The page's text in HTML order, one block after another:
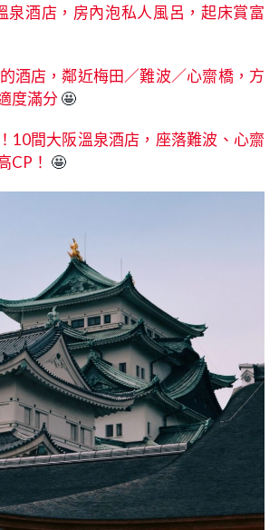
泉酒店，房內泡私人風呂，起床賞富
酒店，鄰近梅田／難波／心齋橋，方
度滿分 🤩
10間大阪溫泉酒店，座落難波、心齋
CP！ 🤩